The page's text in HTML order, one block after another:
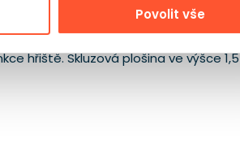
Povolit vše
atrakce pro děti? Lesní motiv se
m, šířce 4,9 m a výšce 3 m lze
hřiště. Skluzová plošina ve výšce